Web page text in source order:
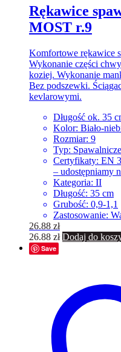
Rękawice
MOST r.9
Komfortowe rękawice
Wykonanie części
koziej. Wykonanie
Bez podszewki.
kevlarowymi.
Długość ok. 35
Kolor: Biało-
Rozmiar: 9
Typ:
Certyfikaty: EN
– udostępniamy
Kategoria: II
Długość: 35 cm
Grubość: 0,9-1,1
Zastosowanie:
26.88 zł
26.88 zł Dodaj do
Save